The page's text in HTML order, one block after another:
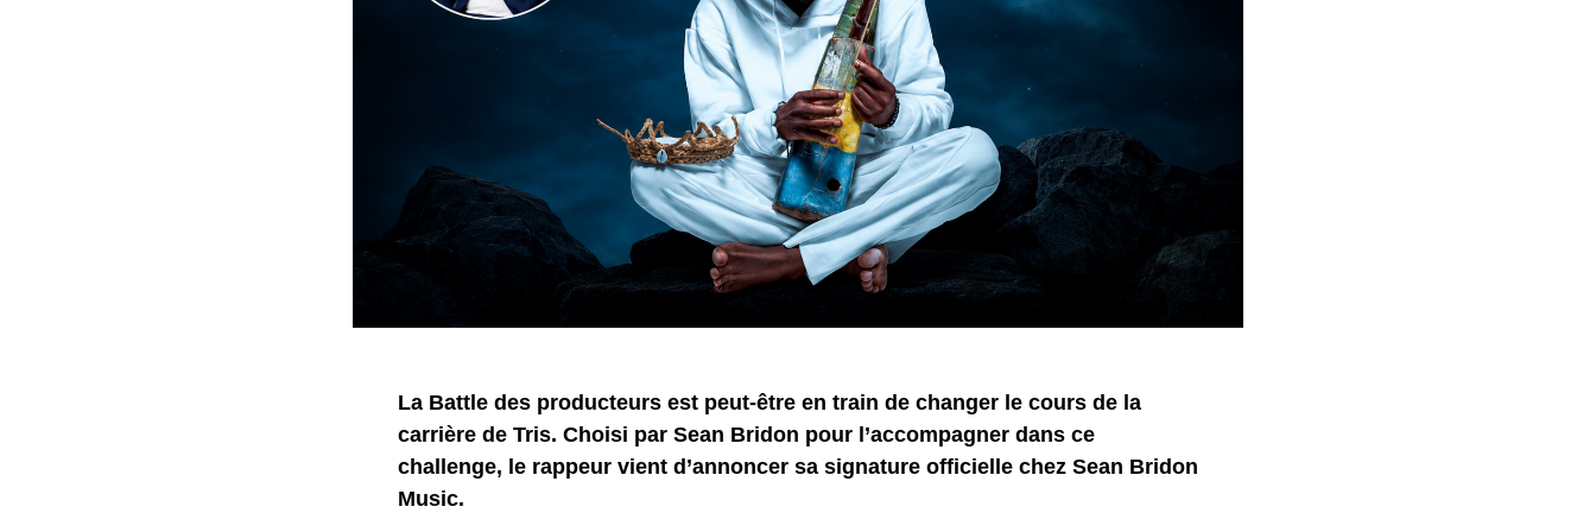
La Battle des producteurs est peut-être en train de changer le cours de la
carrière de Tris. Choisi par Sean Bridon pour l’accompagner dans ce
challenge, le rappeur vient d’annoncer sa signature officielle chez Sean Bridon
Music.